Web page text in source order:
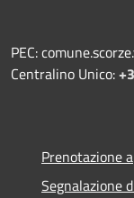
PEC:
Centralino Unico:
Prenotazione
Segnalazione